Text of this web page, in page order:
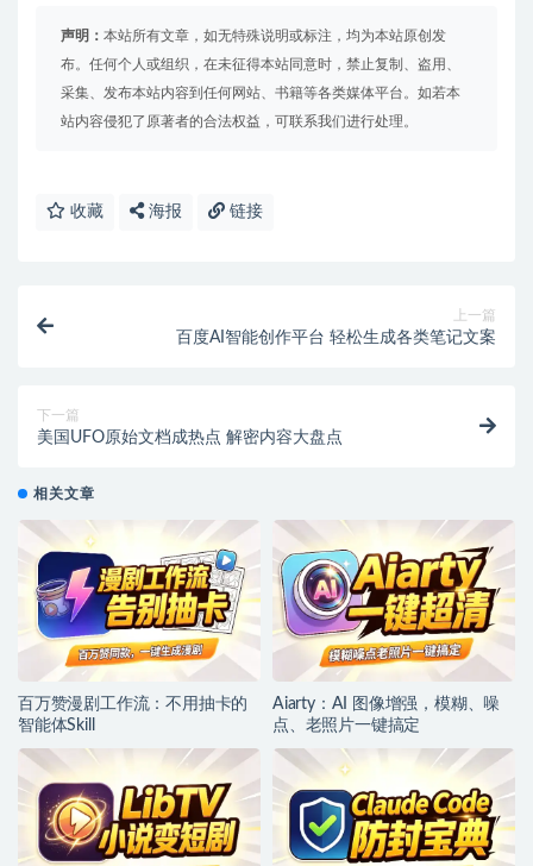
声明： 本站所有文章，如无特殊说明或标注，均为本站原创发
布。任何个人或组织，在未征得本站同意时，禁止复制、盗用、
采集、发布本站内容到任何网站、书籍等各类媒体平台。如若本
站内容侵犯了原著者的合法权益，可联系我们进行处理。
收藏 海报 链接
上一篇
百度AI智能创作平台 轻松生成各类笔记文案
下一篇
美国UFO原始文档成热点 解密内容大盘点
相关文章
百万赞漫剧工作流：不用抽卡的
智能体Skill
Aiarty：AI 图像增强，模糊、噪
点、老照片一键搞定